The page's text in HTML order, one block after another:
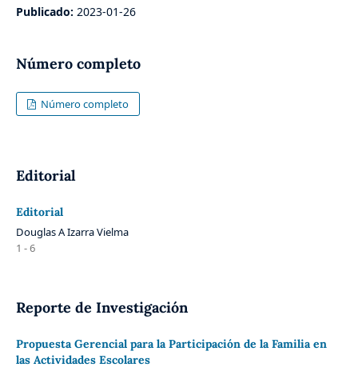
Publicado: 2023-01-26
Número completo
Número completo
Editorial
Editorial
Douglas A Izarra Vielma
1 - 6
Reporte de Investigación
Propuesta Gerencial para la Participación de la Familia en
las Actividades Escolares